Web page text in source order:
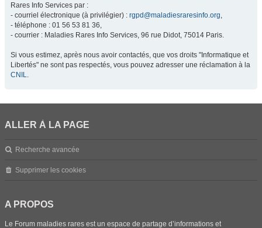
Rares Info Services par :
- courriel électronique (à privilégier) : rgpd@maladiesraresinfo.org,
- téléphone : 01 56 53 81 36,
- courrier : Maladies Rares Info Services, 96 rue Didot, 75014 Paris.
Si vous estimez, après nous avoir contactés, que vos droits "Informatique et
Libertés" ne sont pas respectés, vous pouvez adresser une réclamation à la
CNIL.
ALLER À LA PAGE
Recherche avancée
Supprimer les cookies
A PROPOS
Le Forum maladies rares est un espace de partage d’informations et